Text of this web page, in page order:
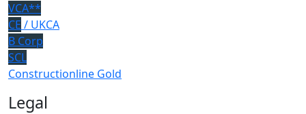
VCA**
CE / UKCA
B Corp
SCL
Constructionline Gold
Legal